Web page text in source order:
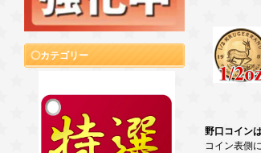
カテゴリー
野口コイン
コイン表側